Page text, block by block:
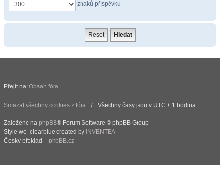
znaků příspěvku
Přejít na: Obsah fóra
Smazat všechny cookies z fóra Všechny časy jsou v UTC + 1 hodina
Založeno na phpBB® Forum Software © phpBB Group
Style we_clearblue created by INVENTEA
Český překlad – phpBB.cz